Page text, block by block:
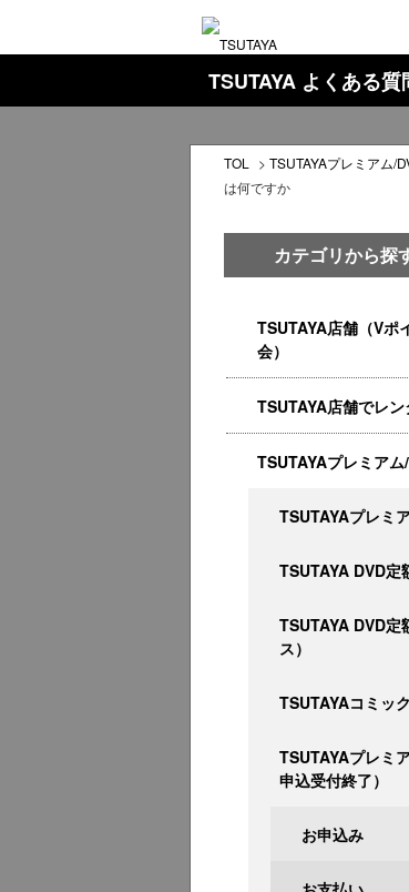
TSUTAYA よくある
TOL > TSUTAYAプレミアム/
は何ですか
カテゴリから探
TSUTAYA店舗（Vポ
会）
TSUTAYA店舗でレ
TSUTAYAプレミア
TSUTAYAプレミ
TSUTAYA DVD定
TSUTAYA DVD定
ス）
TSUTAYAコミッ
TSUTAYAプレミ
申込受付終了）
お申込み